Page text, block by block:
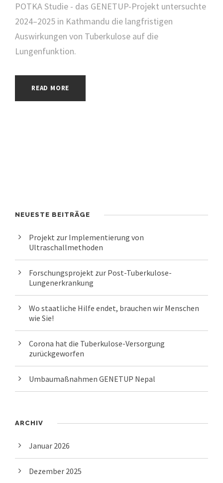
POTKA Studie - das GENETUP-Projekt untersuchte
2024–2025 in Kathmandu die langfristigen
Auswirkungen von Tuberkulose auf die
Lungenfunktion.
READ MORE
NEUESTE BEITRÄGE
Projekt zur Implementierung von
Ultraschallmethoden
Forschungsprojekt zur Post-Tuberkulose-
Lungenerkrankung
Wo staatliche Hilfe endet, brauchen wir Menschen
wie Sie!
Corona hat die Tuberkulose-Versorgung
zurückgeworfen
Umbaumaßnahmen GENETUP Nepal
ARCHIV
Januar 2026
Dezember 2025